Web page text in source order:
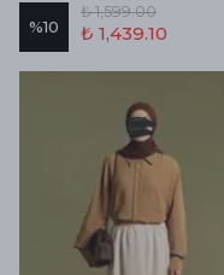
%10
₺ 1,599.00
₺ 1,439.10